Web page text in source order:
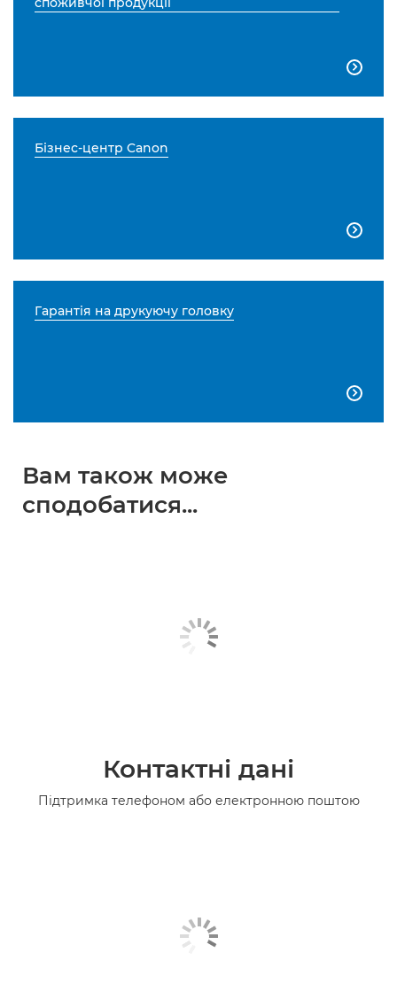

Бізнес-центр Canon

Гарантія на друкуючу головку

Вам також може
сподобатися...
Контактні дані
Підтримка телефоном або електронною поштою